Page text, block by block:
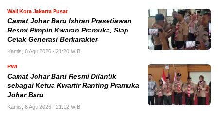
Wali Kota Jakarta Pusat
Camat Johar Baru Ishran Prasetiawan
Resmi Pimpin Kwaran Pramuka, Siap
Cetak Generasi Berkarakter
Kamis, 6 Agu 2026 - 21:20 WIB
PWI
Camat Johar Baru Resmi Dilantik
sebagai Ketua Kwartir Ranting Pramuka
Johar Baru
Kamis, 6 Agu 2026 - 21:12 WIB